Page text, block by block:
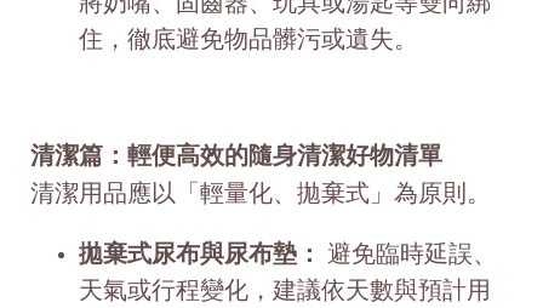
住，徹底避免物品髒污或遺失。
清潔篇：輕便高效的隨身清潔好物清單
清潔用品應以「輕量化、拋棄式」為原則。
拋棄式尿布與尿布墊： 避免臨時延誤、
天氣或行程變化，建議依天數與預計用